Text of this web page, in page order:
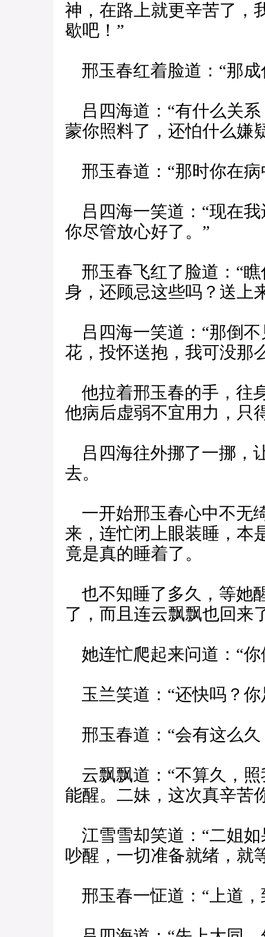
神，在路上就更辛苦了，
歇吧！”
邢玉春红着脸道：“那成
吕四海道：“有什么关
蒙你照料了，还怕什么嫌
邢玉春道：“那时你在病
吕四海一笑道：“现在
你尽管放心好了。”
邢玉春飞红了脸道：“
身，还顾忌这些吗？送上
吕四海一笑道：“那倒
花，投怀送抱，我可没那
他拉着邢玉春的手，往
他病后虚弱不宜用力，只
吕四海往外挪了一挪，
去。
一开始邢玉春心中不无
来，连忙闭上眼装睡，本
竟是真的睡着了。
也不知睡了多久，等她
了，而且连云飘飘也回来
她连忙爬起来问道：“你
玉兰笑道：“还快吗？
邢玉春道：“会有这么久
云飘飘道：“不算久，
能醒。二妹，这次真辛苦
江雪雪却笑道：“二姐
吵醒，一切准备就绪，就
邢玉春一怔道：“上道，